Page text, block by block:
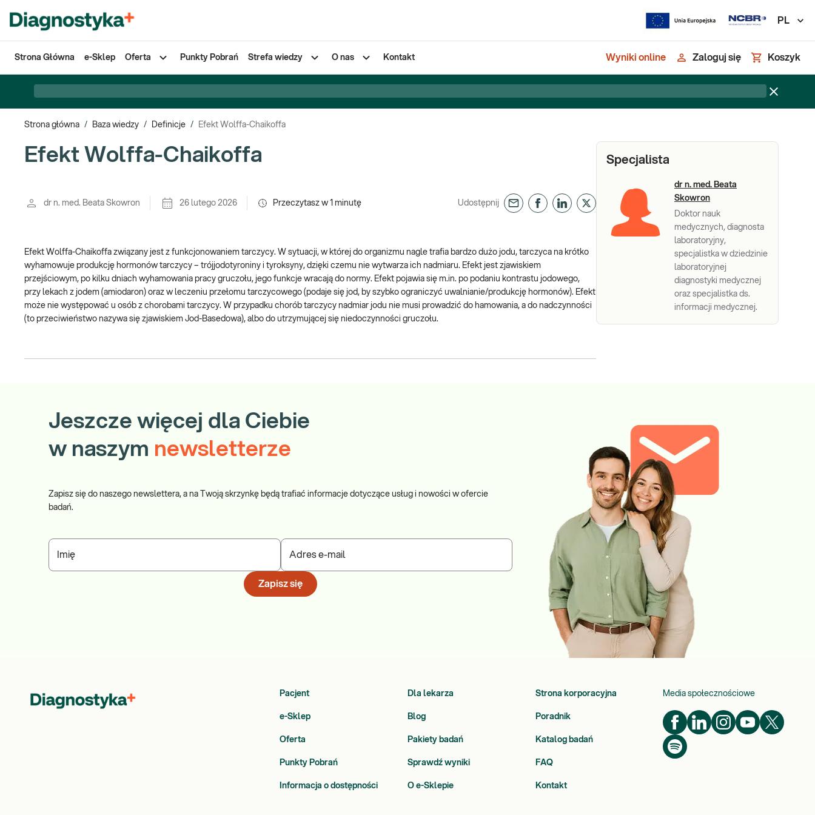
PL
Strona Główna e-Sklep Oferta Punkty Pobrań Strefa wiedzy O nas Kontakt Wyniki online Zaloguj się Koszyk
Strona główna / Baza wiedzy / Definicje / Efekt Wolffa-Chaikoffa
Efekt Wolffa-Chaikoffa
dr n. med. Beata Skowron 26 lutego 2026 Przeczytasz w 1 minutę Udostępnij
Efekt Wolffa-Chaikoffa związany jest z funkcjonowaniem tarczycy. W sytuacji, w której do organizmu nagle trafia bardzo dużo jodu, tarczyca na krótko
wyhamowuje produkcję hormonów tarczycy – trójjodotyroniny i tyroksyny, dzięki czemu nie wytwarza ich nadmiaru. Efekt jest zjawiskiem
przejściowym, po kilku dniach wyhamowania pracy gruczołu, jego funkcje wracają do normy. Efekt pojawia się m.in. po podaniu kontrastu jodowego,
przy lekach z jodem (amiodaron) oraz w leczeniu przełomu tarczycowego (podaje się jod, by szybko ograniczyć uwalnianie/produkcję hormonów). Efekt
może nie występować u osób z chorobami tarczycy. W przypadku chorób tarczycy nadmiar jodu nie musi prowadzić do hamowania, a do nadczynności
(to przeciwieństwo nazywa się zjawiskiem Jod-Basedowa), albo do utrzymującej się niedoczynności gruczołu.
Specjalista
dr n. med. Beata
Skowron
Doktor nauk
medycznych, diagnosta
laboratoryjny,
specjalistka w dziedzinie
laboratoryjnej
diagnostyki medycznej
oraz specjalistka ds.
informacji medycznej.
Jeszcze więcej dla Ciebie
w naszym newsletterze
Zapisz się do naszego newslettera, a na Twoją skrzynkę będą trafiać informacje dotyczące usług i nowości w ofercie
badań.
Imię Adres e-mail
Zapisz się
Pacjent Dla lekarza Strona korporacyjna
e-Sklep Blog Poradnik
Oferta Pakiety badań Katalog badań
Punkty Pobrań Sprawdź wyniki FAQ
Informacja o dostępności O e-Sklepie Kontakt
Media społecznościowe